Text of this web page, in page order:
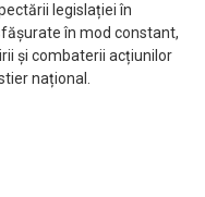
legislației în
în mod constant,
și combaterii acțiunilor
național.